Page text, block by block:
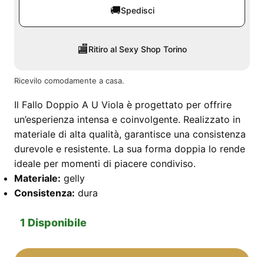
🚚Spedisci
🏬Ritiro al Sexy Shop Torino
Ricevilo comodamente a casa.
Il Fallo Doppio A U Viola è progettato per offrire
un’esperienza intensa e coinvolgente. Realizzato in
materiale di alta qualità, garantisce una consistenza
durevole e resistente. La sua forma doppia lo rende
ideale per momenti di piacere condiviso.
Materiale: gelly
Consistenza: dura
1 Disponibile
Fallo